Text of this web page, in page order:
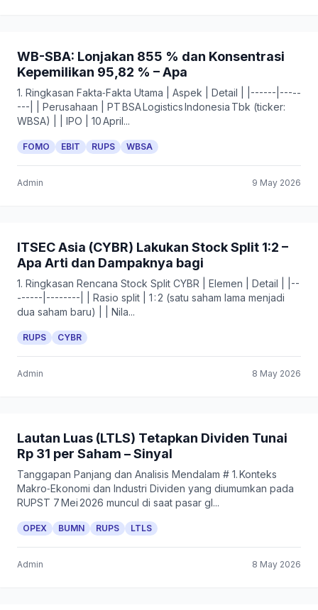
WB-SBA: Lonjakan 855 % dan Konsentrasi
Kepemilikan 95,82 % – Apa
1. Ringkasan Fakta‑Fakta Utama | Aspek | Detail | |------|-----
---| | Perusahaan | PT BSA Logistics Indonesia Tbk (ticker:
WBSA) | | IPO | 10 April...
FOMO EBIT RUPS WBSA
Admin 9 May 2026
ITSEC Asia (CYBR) Lakukan Stock Split 1:2 –
Apa Arti dan Dampaknya bagi
1. Ringkasan Rencana Stock Split CYBR | Elemen | Detail | |--
------|--------| | Rasio split | 1 : 2 (satu saham lama menjadi
dua saham baru) | | Nila...
RUPS CYBR
Admin 8 May 2026
Lautan Luas (LTLS) Tetapkan Dividen Tunai
Rp 31 per Saham – Sinyal
Tanggapan Panjang dan Analisis Mendalam # 1. Konteks
Makro‑Ekonomi dan Industri Dividen yang diumumkan pada
RUPST 7 Mei 2026 muncul di saat pasar gl...
OPEX BUMN RUPS LTLS
Admin 8 May 2026